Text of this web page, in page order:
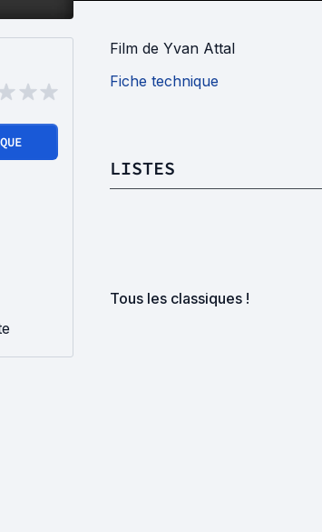
Film de Yvan Attal
Fiche technique
LISTES
Tous les classiques !